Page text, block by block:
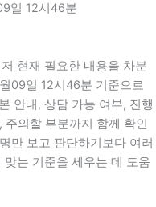
일 12시46분
현재 필요한 내용을 차분
09일 12시46분 기준으로
안내, 상담 가능 여부, 진행
의할 부분까지 함께 확인
만 보고 판단하기보다 여러
는 기준을 세우는 데 도움